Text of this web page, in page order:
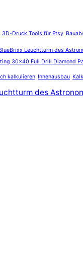
3D-Druck Tools für Etsy
Leuchtturm des
30x40 Full Drill Diamond
kalkulieren Innenausbau
des